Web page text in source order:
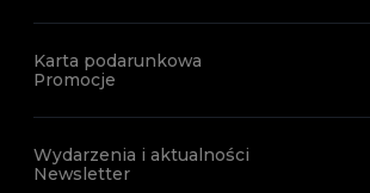
Karta podarunkowa
Promocje
Wydarzenia i aktualności
Newsletter